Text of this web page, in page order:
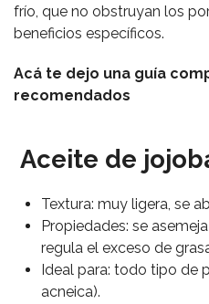
frío, que no obstruyan los
beneficios específicos.
Acá te dejo una guía
recomendados
Aceite de
Textura: muy ligera, se
Propiedades: se
regula el exceso de
Ideal para: todo tipo de
acneica).